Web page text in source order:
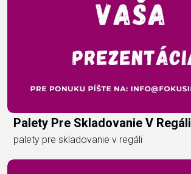
Palety Pre Skladovanie V Regáli
palety pre skladovanie v regáli